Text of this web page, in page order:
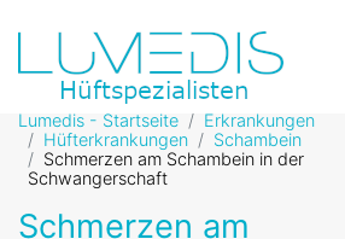
Lumedis - Startseite
Erkrankungen
Hüfterkrankungen
Schambein
Schmerzen am Schambein in der
Schwangerschaft
Schmerzen am